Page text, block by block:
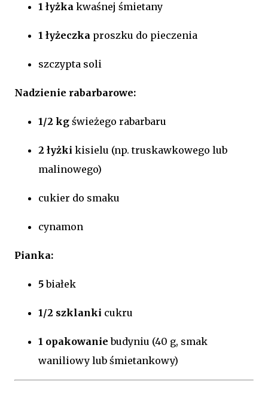
1 łyżka kwaśnej śmietany
1 łyżeczka proszku do pieczenia
szczypta soli
Nadzienie rabarbarowe:
1/2 kg świeżego rabarbaru
2 łyżki kisielu (np. truskawkowego lub
malinowego)
cukier do smaku
cynamon
Pianka:
5białek
1/2 szklanki cukru
1 opakowanie budyniu (40 g, smak
waniliowy lub śmietankowy)